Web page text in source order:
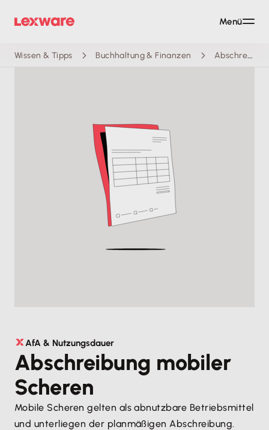
Wissen & Tipps Buchhaltung & Finanzen Abschreibungstabelle
AfA & Nutzungsdauer
Abschreibung mobiler
Scheren
Mobile Scheren gelten als abnutzbare Betriebsmittel
und unterliegen der planmäßigen Abschreibung.
Menü